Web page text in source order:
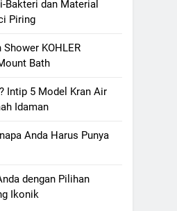
Bakteri dan Material
Piring
KOHLER
Bath
Intip 5 Model Kran Air
Idaman
Anda Harus Punya
dengan Pilihan
Ikonik